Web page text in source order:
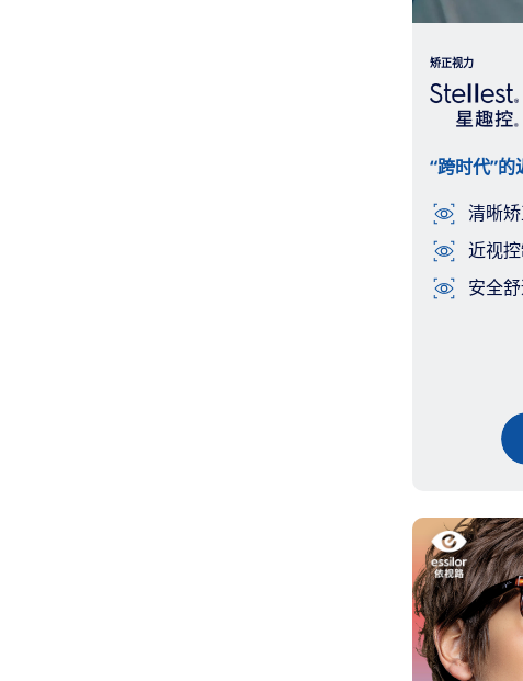
矫正视力
“跨时代”的
清晰矫
近视控
安全